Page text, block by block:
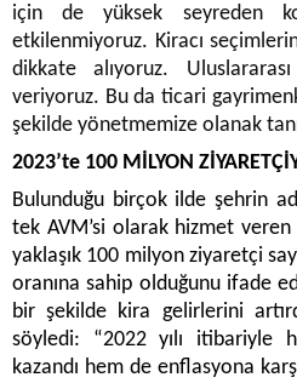
için de yüksek seyreden
etkilenmiyoruz. Kiracı
dikkate alıyoruz.
veriyoruz. Bu da ticari
şekilde yönetmemize olanak
2023’te 100 MİLYON
Bulunduğu birçok ilde şehrin
tek AVM’si olarak hizmet veren
yaklaşık 100 milyon ziyaretçi
oranına sahip olduğunu ifade
bir şekilde kira gelirlerini
söyledi: “2022 yılı itibariyle
kazandı hem de enflasyona